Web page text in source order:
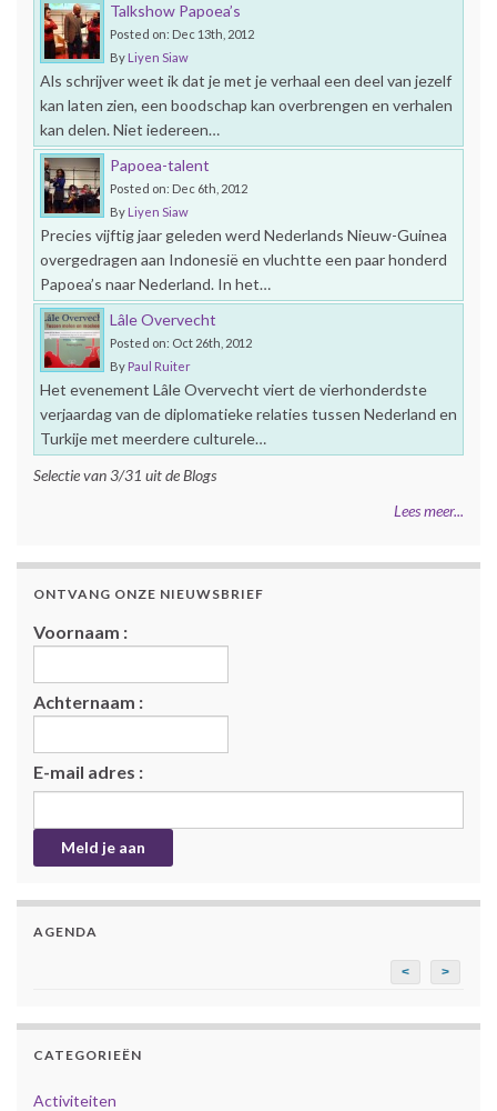
Talkshow Papoea’s
Posted on: Dec 13th, 2012
By Liyen Siaw
Als schrijver weet ik dat je met je verhaal een deel van jezelf
kan laten zien, een boodschap kan overbrengen en verhalen
kan delen. Niet iedereen…
Papoea-talent
Posted on: Dec 6th, 2012
By Liyen Siaw
Precies vijftig jaar geleden werd Nederlands Nieuw-Guinea
overgedragen aan Indonesië en vluchtte een paar honderd
Papoea’s naar Nederland. In het…
Lâle Overvecht
Posted on: Oct 26th, 2012
By Paul Ruiter
Het evenement Lâle Overvecht viert de vierhonderdste
verjaardag van de diplomatieke relaties tussen Nederland en
Turkije met meerdere culturele…
Selectie van 3/31 uit de Blogs
Lees meer...
ONTVANG ONZE NIEUWSBRIEF
Voornaam :
Achternaam :
E-mail adres :
AGENDA
< >
CATEGORIEËN
Activiteiten